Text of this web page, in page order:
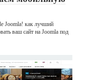
Joomla! как лучший
ваш сайт на Joomla под